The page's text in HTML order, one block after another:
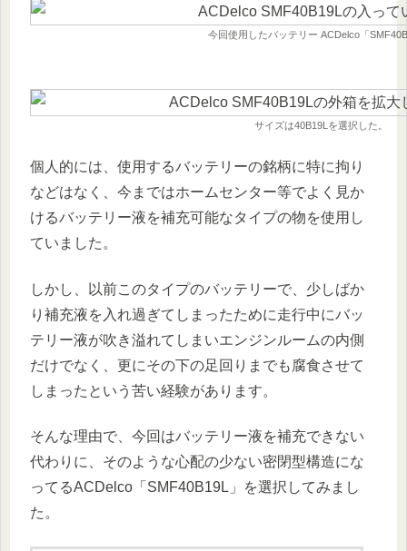
今回使用したバッテリー ACDelco「
サイズは40B19Lを選択した。
個人的には、使用するバッテリーの銘柄に特に拘り
などはなく、今まではホームセンター等でよく見か
けるバッテリー液を補充可能なタイプの物を使用し
ていました。
しかし、以前このタイプのバッテリーで、少しばか
り補充液を入れ過ぎてしまったために走行中にバッ
テリー液が吹き溢れてしまいエンジンルームの内側
だけでなく、更にその下の足回りまでも腐食させて
しまったという苦い経験があります。
そんな理由で、今回はバッテリー液を補充できない
代わりに、そのような心配の少ない密閉型構造にな
ってるACDelco「SMF40B19L」を選択してみまし
た。